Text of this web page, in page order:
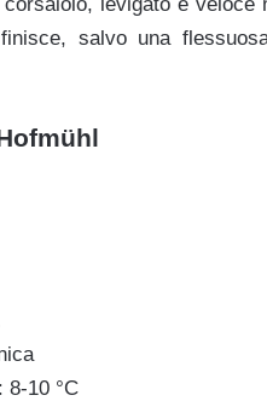
salvo una
8-10 °C